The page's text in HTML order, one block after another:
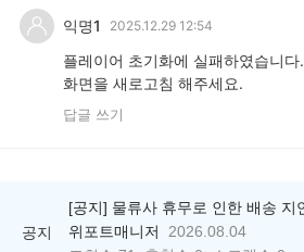
익명1 2025.12.29 12:54
플레이어 초기화에 실패하였습니다.
화면을 새로고침 해주세요.
답글 쓰기
공지
위포트매니저
2026.08.04